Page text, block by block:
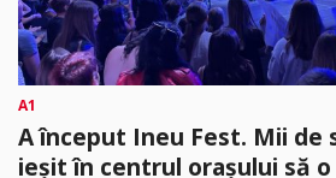
A1
A început Ineu Fest. Mii de
ieșit în centrul orașului să